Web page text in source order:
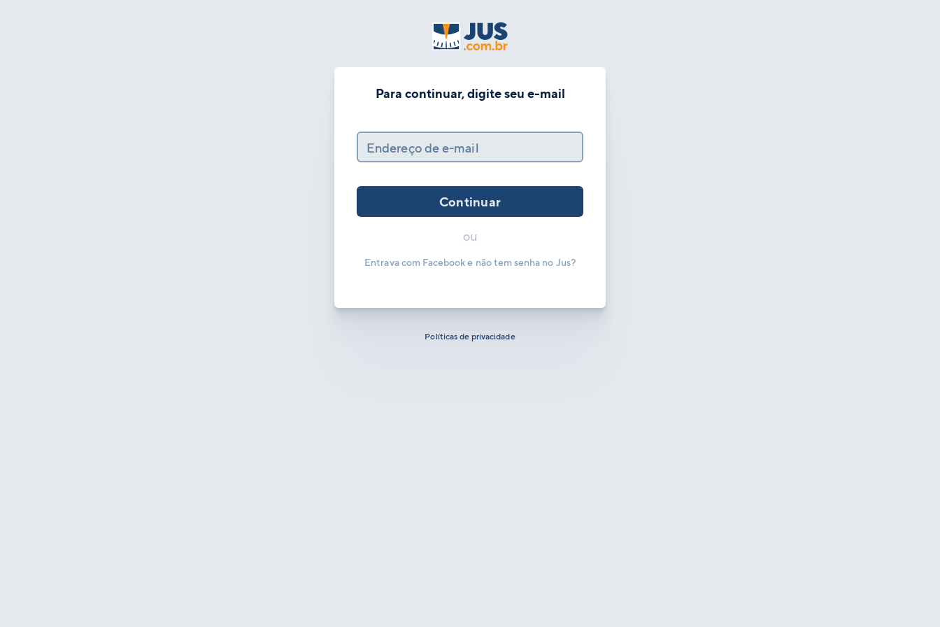
Para continuar, digite seu e-mail
Endereço de e-mail
Continuar
ou
Entrava com Facebook e não tem senha no Jus?
Políticas de privacidade